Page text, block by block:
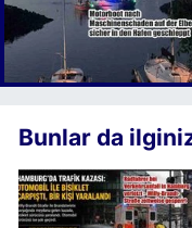
Bunlar da